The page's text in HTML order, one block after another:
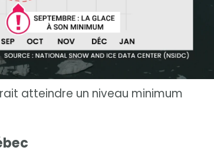
atteindre un niveau minimum